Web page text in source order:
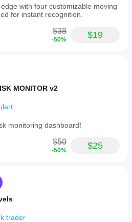
with four customizable moving
for instant recognition.
$38
-50% $19
MONITOR v2
monitoring dashboard!
$50
-50% $25